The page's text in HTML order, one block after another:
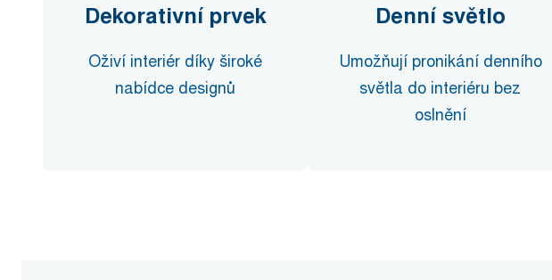
Dekorativní prvek
Oživí interiér díky široké
nabídce designů
Denní světlo
Umožňují pronikání denního
světla do interiéru bez
oslnění